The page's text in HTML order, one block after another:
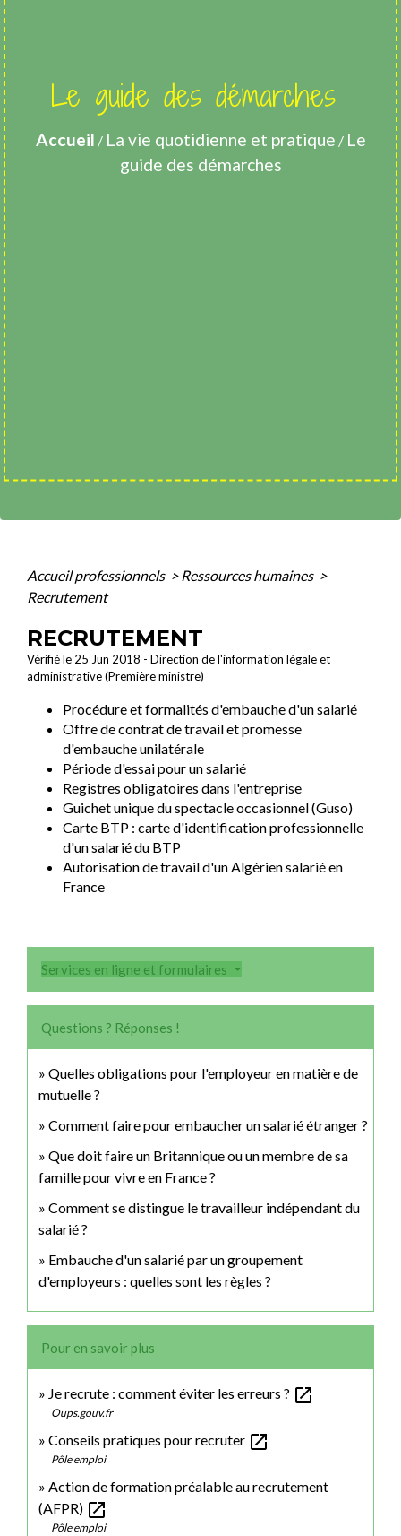
Le guide des démarches
Accueil / La vie quotidienne et pratique / Le
guide des démarches
Accueil professionnels > Ressources humaines >
Recrutement
RECRUTEMENT
Vérifié le 25 Jun 2018 - Direction de l'information légale et
administrative (Première ministre)
Procédure et formalités d'embauche d'un salarié
Offre de contrat de travail et promesse
d'embauche unilatérale
Période d'essai pour un salarié
Registres obligatoires dans l'entreprise
Guichet unique du spectacle occasionnel (Guso)
Carte BTP : carte d'identification professionnelle
d'un salarié du BTP
Autorisation de travail d'un Algérien salarié en
France
Services en ligne et formulaires
Questions ? Réponses !
Quelles obligations pour l'employeur en matière de
mutuelle ?
Comment faire pour embaucher un salarié étranger ?
Que doit faire un Britannique ou un membre de sa
famille pour vivre en France ?
Comment se distingue le travailleur indépendant du
salarié ?
Embauche d'un salarié par un groupement
d'employeurs : quelles sont les règles ?
Pour en savoir plus
Je recrute : comment éviter les erreurs ? open_in_new
Oups.gouv.fr
Conseils pratiques pour recruter open_in_new
Pôle emploi
Action de formation préalable au recrutement
(AFPR) open_in_new
Pôle emploi